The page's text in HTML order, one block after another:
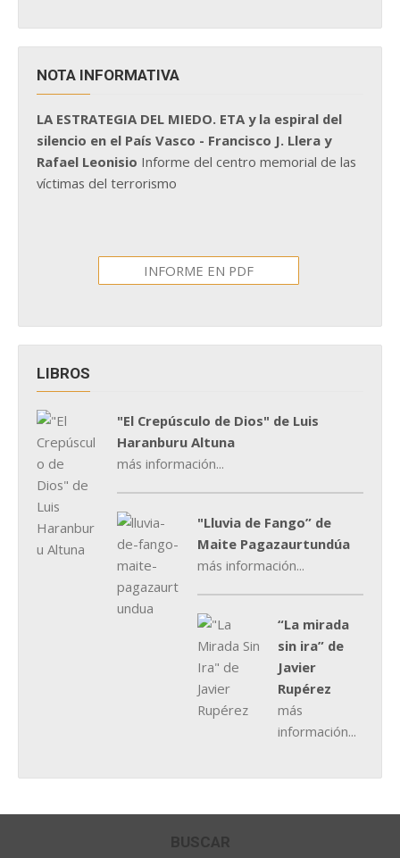
NOTA INFORMATIVA
LA ESTRATEGIA DEL MIEDO. ETA y la espiral del
silencio en el País Vasco - Francisco J. Llera y
Rafael Leonisio Informe del centro memorial de las
víctimas del terrorismo
INFORME EN PDF
LIBROS
"El Crepúsculo de Dios" de Luis
Haranburu Altuna
más información...
"Lluvia de Fango” de
Maite Pagazaurtundúa
más información...
“La mirada
sin ira” de
Javier
Rupérez
más
información...
BUSCAR